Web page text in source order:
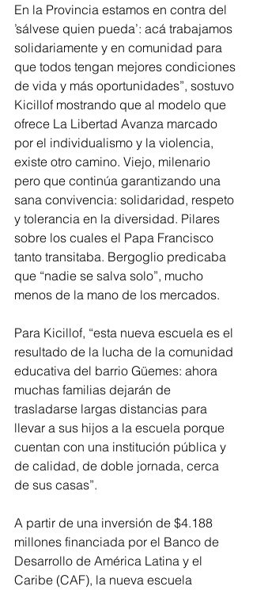
En la Provincia estamos en contra del
’sálvese quien pueda’: acá trabajamos
solidariamente y en comunidad para
que todos tengan mejores condiciones
de vida y más oportunidades”, sostuvo
Kicillof mostrando que al modelo que
ofrece La Libertad Avanza marcado
por el individualismo y la violencia,
existe otro camino. Viejo, milenario
pero que continúa garantizando una
sana convivencia: solidaridad, respeto
y tolerancia en la diversidad. Pilares
sobre los cuales el Papa Francisco
tanto transitaba. Bergoglio predicaba
que “nadie se salva solo”, mucho
menos de la mano de los mercados.
Para Kicillof, “esta nueva escuela es el
resultado de la lucha de la comunidad
educativa del barrio Güemes: ahora
muchas familias dejarán de
trasladarse largas distancias para
llevar a sus hijos a la escuela porque
cuentan con una institución pública y
de calidad, de doble jornada, cerca
de sus casas”.
A partir de una inversión de $4.188
millones financiada por el Banco de
Desarrollo de América Latina y el
Caribe (CAF), la nueva escuela